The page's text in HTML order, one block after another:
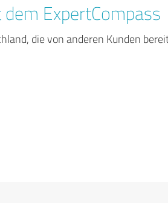
ExpertCompass
die von anderen Kunden